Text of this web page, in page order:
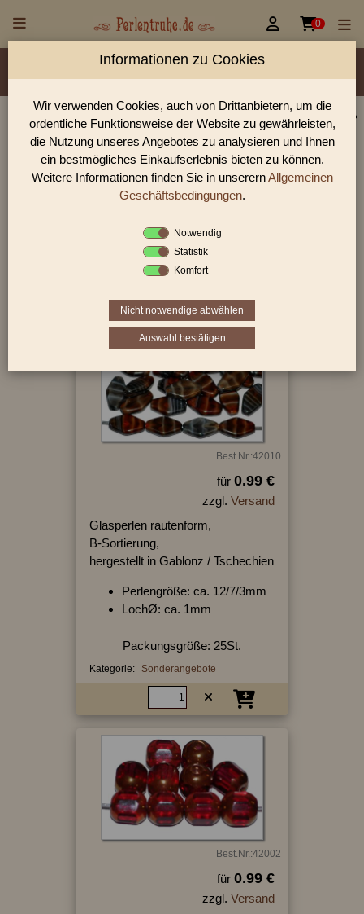
 0
Material/Glassorte Sorte/Form Farbe
Größen
Lochdurchmesser
Perlen Shop für Sonderangebote Perlen
In unserem Perlen Shop finden sie zahlreich Sonderangebote
Perlen und viele weiter Glasperlen.
Sie befinden sich in folgender Kategorie:
Sonderangebote
Best.Nr.:42010
für 0.99 €
zzgl. Versand
Glasperlen rautenform,
B-Sortierung,
hergestellt in Gablonz / Tschechien
Perlengröße: ca. 12/7/3mm
LochØ: ca. 1mm
Packungsgröße: 25St.
Kategorie: Sonderangebote
Best.Nr.:42002
für 0.99 €
zzgl. Versand
Informationen zu Cookies
Wir verwenden Cookies, auch von Drittanbietern, um die
ordentliche Funktionsweise der Website zu gewährleisten,
die Nutzung unseres Angebotes zu analysieren und Ihnen
ein bestmögliches Einkaufserlebnis bieten zu können.
Weitere Informationen finden Sie in unserernAllgemeinen
Geschäftsbedingungen.
Notwendig
Statistik
Komfort
Nicht notwendige abwählen
Auswahl bestätigen